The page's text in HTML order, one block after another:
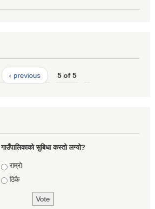
‹ previous 5 of 5
गाउँपालिकाको सुबिधा कस्तो लग्यो?
Choices
राम्रो
ठिकै